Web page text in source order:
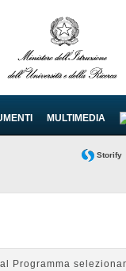
MULTIMEDIA
Storify
Programma